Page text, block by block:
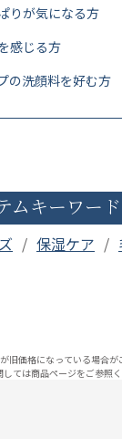
りが気になる方
感じる方
の洗顔料を好む方
ムキーワード
保湿ケア
旧価格になっている場合が
ては商品ページをご参照く